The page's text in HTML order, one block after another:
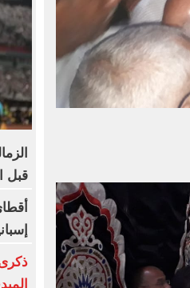
قبل